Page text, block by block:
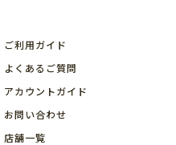
ご利用ガイド
よくあるご質問
アカウントガイド
お問い合わせ
店舗⼀覧